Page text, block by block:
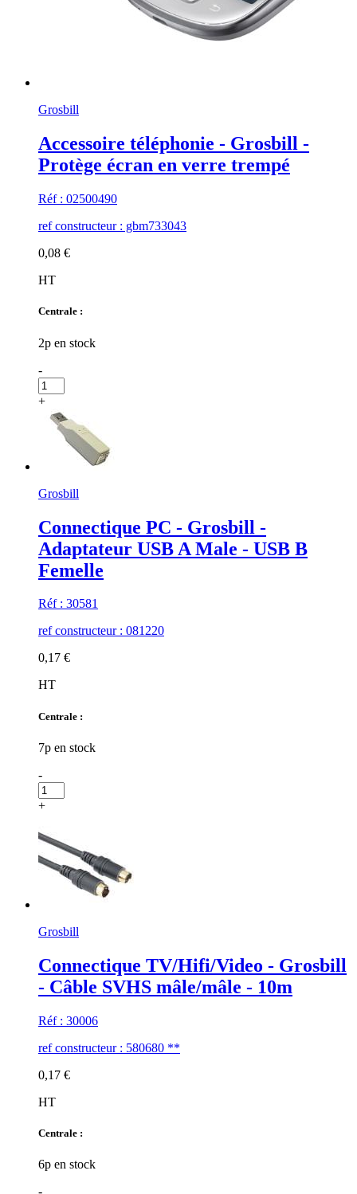
Grosbill
Accessoire téléphonie - Grosbill -
Protège écran en verre trempé
Réf : 02500490
ref constructeur : gbm733043
0,08 €
HT
Centrale :
2p en stock
-
+
Grosbill
Connectique PC - Grosbill -
Adaptateur USB A Male - USB B
Femelle
Réf : 30581
ref constructeur : 081220
0,17 €
HT
Centrale :
7p en stock
-
+
Grosbill
Connectique TV/Hifi/Video - Grosbill
- Câble SVHS mâle/mâle - 10m
Réf : 30006
ref constructeur : 580680 **
0,17 €
HT
Centrale :
6p en stock
-